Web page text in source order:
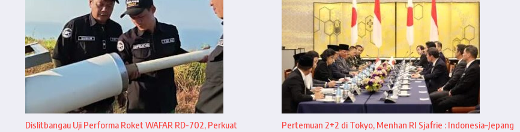
Dislitbangau Uji Performa Roket WAFAR RD-702, Perkuat
Pertemuan 2+2 di Tokyo, Menhan RI Sjafrie : Indonesia–Jepang